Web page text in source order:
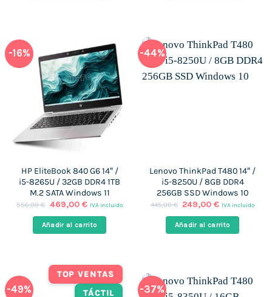
-16%
HP EliteBook 840 G6 14″ /
i5-8265U / 32GB DDR4 1TB
M.2 SATA Windows 11
556,00€ El
original
era:
469,00 €El
actual
es:
IVA incluido
Añadir al carrito
-44%
Lenovo ThinkPad T480 14″ /
i5-8250U / 8GB DDR4
256GB SSD Windows 10
445,00€ El
original
era:
249,00€El
actual
es:
IVA incluido
Añadir al carrito
-49%
TOP VENTAS
TÁCTIL
-37%